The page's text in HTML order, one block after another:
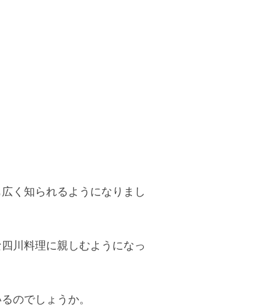
く知られるようになりまし
川料理に親しむようになっ
のでしょうか。